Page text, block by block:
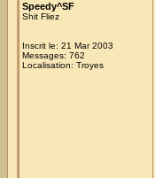
Speedy^SF
Shit Fliez
Inscrit le: 21 Mar 2003
Messages: 762
Localisation: Troyes